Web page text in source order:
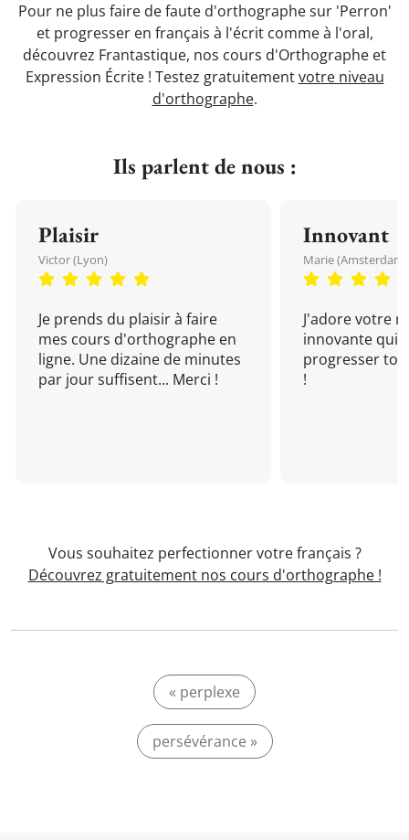
Pour ne plus faire de faute d'orthographe sur 'Perron'
et progresser en français à l'écrit comme à l'oral,
découvrez Frantastique, nos cours d'Orthographe et
Expression Écrite ! Testez gratuitementvotre niveau
d'orthographe.
Ils parlent de nous :
Plaisir
Victor (Lyon)
Je prends du plaisir à faire
mes cours d'orthographe en
ligne. Une dizaine de minutes
par jour suffisent... Merci !
Innovant
Marie (Amsterdam)
J'adore votre
innovante qui
progresser
!
Vous souhaitez perfectionner votre français ?
Découvrez gratuitement nos cours d'orthographe !
« perplexe
persévérance »